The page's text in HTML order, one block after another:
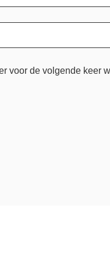
voor de volgende keer